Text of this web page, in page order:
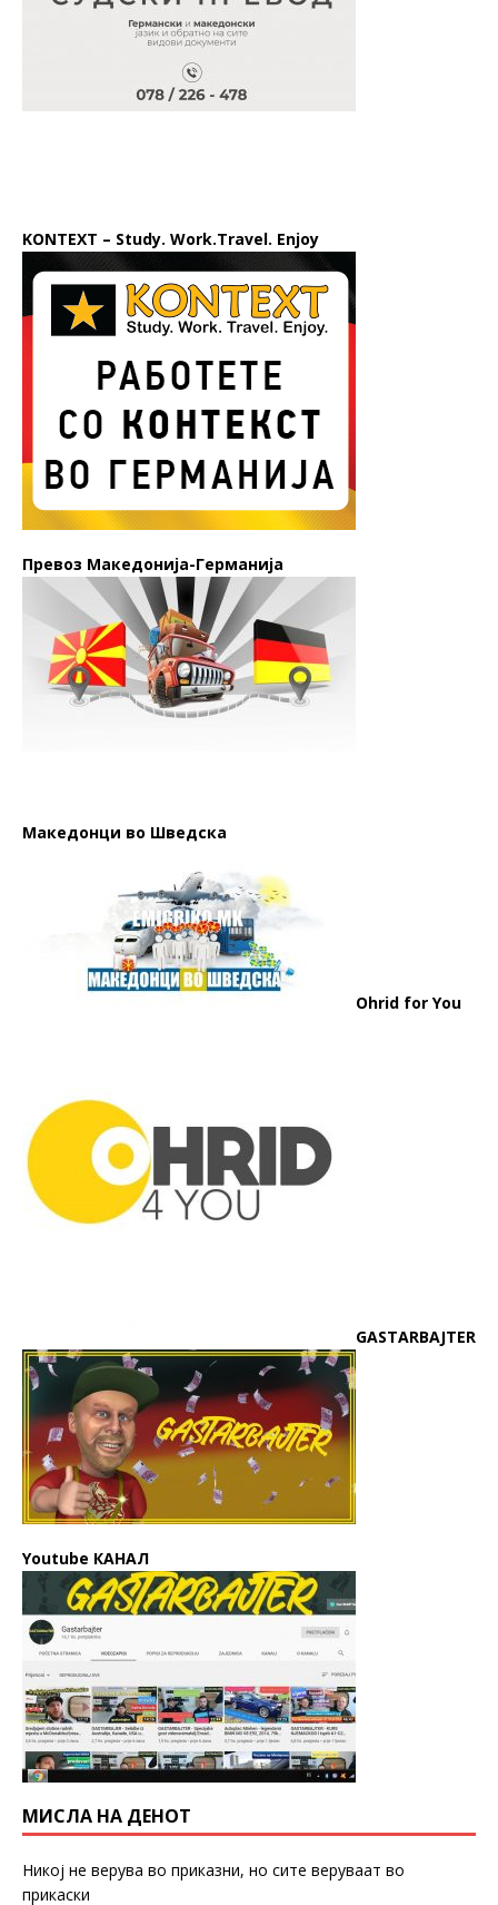
KONTEXT – Study. Work.Travel. Enjoy
Превоз Македонија-Германија
Македонци во Шведска
Ohrid for You
GASTARBAJTER
Youtube КАНАЛ
МИСЛА НА ДЕНОТ
Никој не верува во приказни, но сите веруваат во
прикаски